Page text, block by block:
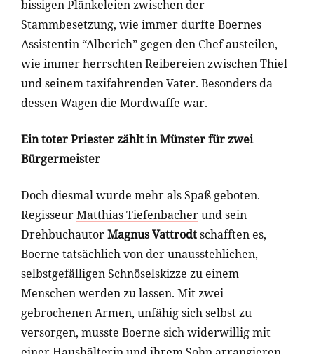
bissigen Plänkeleien zwischen der
Stammbesetzung, wie immer durfte Boernes
Assistentin “Alberich” gegen den Chef austeilen,
wie immer herrschten Reibereien zwischen Thiel
und seinem taxifahrenden Vater. Besonders da
dessen Wagen die Mordwaffe war.
Ein toter Priester zählt in Münster für zwei
Bürgermeister
Doch diesmal wurde mehr als Spaß geboten.
RegisseurMatthias Tiefenbacherund sein
DrehbuchautorMagnus Vattrodtschafften es,
Boerne tatsächlich von der unausstehlichen,
selbstgefälligen Schnöselskizze zu einem
Menschen werden zu lassen. Mit zwei
gebrochenen Armen, unfähig sich selbst zu
versorgen, musste Boerne sich widerwillig mit